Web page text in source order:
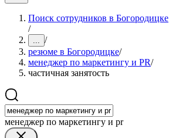
Поиск сотрудников в Богородицке
/
... /
резюме в Богородицке/
менеджер по маркетингу и PR/
частичная занятость
менеджер по маркетингу и pr